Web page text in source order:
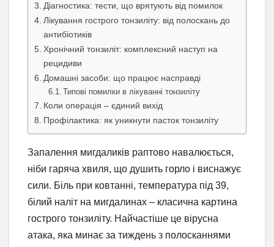
Діагностика: тести, що врятують від помилок
Лікування гострого тонзиліту: від полоскань до
антибіотиків
Хронічний тонзиліт: комплексний наступ на
рецидиви
Домашні засоби: що працює насправді
Типові помилки в лікуванні тонзиліту
Коли операція – єдиний вихід
Профілактика: як уникнути пасток тонзиліту
Запалення мигдаликів раптово навалюється,
ніби гаряча хвиля, що душить горло і виснажує
сили. Біль при ковтанні, температура під 39,
білий наліт на мигдалинах – класична картина
гострого тонзиліту. Найчастіше це вірусна
атака, яка минає за тиждень з полосканнями